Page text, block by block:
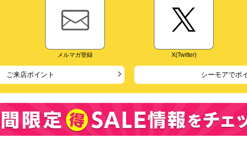
メルマガ登録 X(Twitter)
ご来店ポイント シーモアでポ